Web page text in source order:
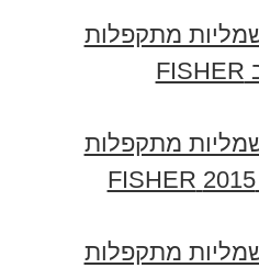
מתקפלות
פישר דרייב FISHER
מתקפלות
פישר גולד 2015 FISHER
מתקפלות